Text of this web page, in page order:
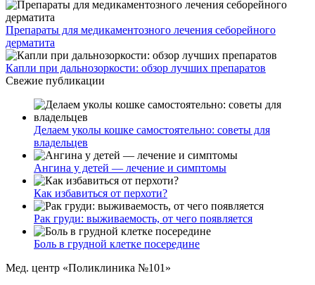
Препараты для медикаментозного лечения себорейного
дерматита
Капли при дальнозоркости: обзор лучших препаратов
Свежие публикации
Делаем уколы кошке самостоятельно: советы для
владельцев
Ангина у детей — лечение и симптомы
Как избавиться от перхоти?
Рак груди: выживаемость, от чего появляется
Боль в грудной клетке посередине
Мед. центр «Поликлиника №101»